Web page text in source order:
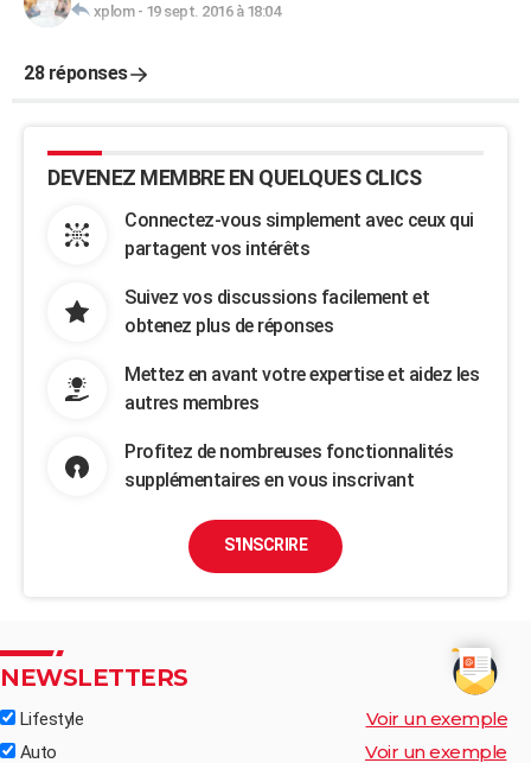
xplom- 19 sept. 2016 à 18:04
28 réponses
DEVENEZ MEMBRE EN QUELQUES CLICS
Connectez-vous simplement avec ceux qui
partagent vos intérêts
Suivez vos discussions facilement et
obtenez plus de réponses
Mettez en avant votre expertise et aidez les
autres membres
Profitez de nombreuses fonctionnalités
supplémentaires en vous inscrivant
S'INSCRIRE
NEWSLETTERS
Lifestyle Voir un exemple
Auto Voir un exemple